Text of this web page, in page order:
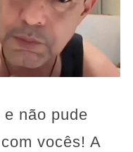
não pude
vocês! A